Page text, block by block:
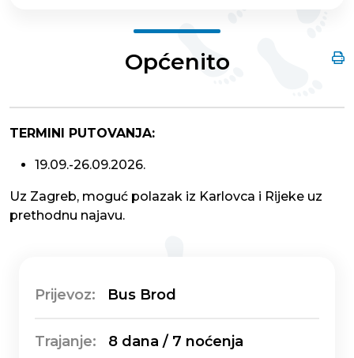
Općenito
TERMINI PUTOVANJA:
19.09.-26.09.2026.
Uz Zagreb, moguć polazak iz Karlovca i Rijeke uz
prethodnu najavu.
Prijevoz: Bus Brod
Trajanje: 8 dana / 7 noćenja